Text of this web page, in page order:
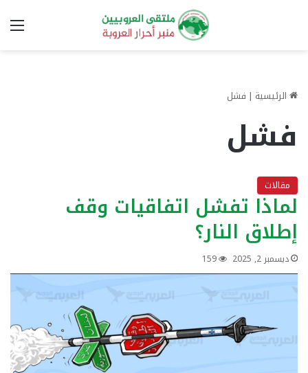
الرئيسية | فشل
فشل
مقالات
لماذا تفشل اتفاقيات وقف
إطلاق النار؟
ديسمبر 2, 2025 159